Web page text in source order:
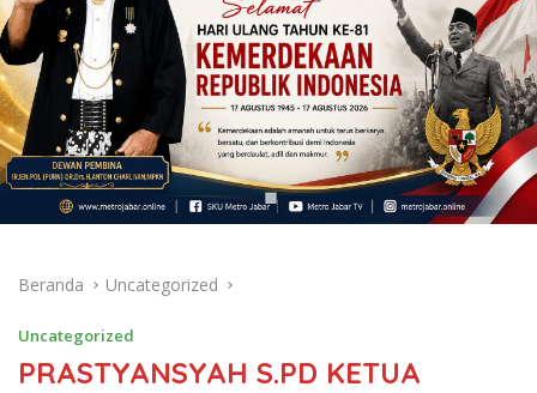
Beranda Uncategorized
Uncategorized
PRASTYANSYAH S.PD KETUA